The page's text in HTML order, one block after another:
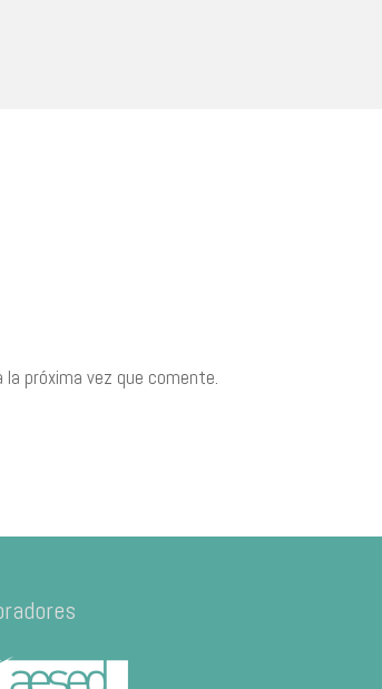
próxima vez que comente.